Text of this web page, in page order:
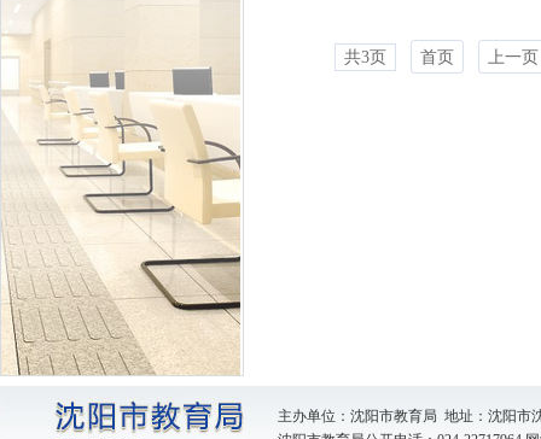
共3页 首页 上一页
主办单位：沈阳市教育局 地址：沈阳